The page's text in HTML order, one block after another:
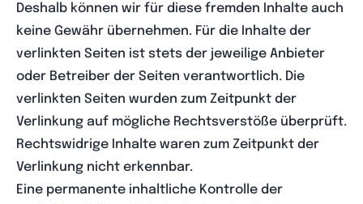
Deshalb können wir für diese fremden Inhalte auch
keine Gewähr übernehmen. Für die Inhalte der
verlinkten Seiten ist stets der jeweilige Anbieter
oder Betreiber der Seiten verantwortlich. Die
verlinkten Seiten wurden zum Zeitpunkt der
Verlinkung auf mögliche Rechtsverstöße überprüft.
Rechtswidrige Inhalte waren zum Zeitpunkt der
Verlinkung nicht erkennbar.
Eine permanente inhaltliche Kontrolle der